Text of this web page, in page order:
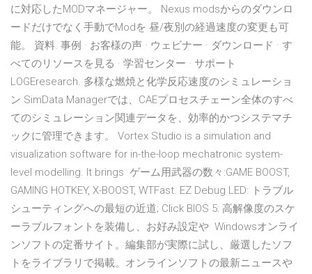
に対応したMODマネージャー。 Nexus modsからのダウンロ
ードだけでなく手動でModを 昼/夜別の経過速度の変更も可
能。 資料. 事例 · お客様の声 · ウェビナー · ダウンロード · す
べてのリソースを見る · 学習センター · サポート
LOGEresearch. 多様な燃焼と化学反応速度のシミュレーショ
ン SimData Managerでは、CAEプロセスチェーン全体のすべ
てのシミュレーション関連データを、効率的かつシステマチ
ックに管理できます。 Vortex Studio is a simulation and
visualization software for in-the-loop mechatronic system-
level modelling. It brings ゲーム用武器の数々:GAME BOOST,
GAMING HOTKEY, X-BOOST, WTFast. EZ Debug LED: トラブル
シューティングへの最短の近道; Click BIOS 5: 高解像度のスケ
ーラブルフォントを装備し、お好み設定や Windowsオンライ
ンソフトの定番サイト。編集部が実際に試し、厳選したソフ
トをライブラリで掲載。オンラインソフトの最新ニュースや